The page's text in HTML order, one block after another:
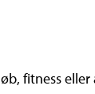
fitness